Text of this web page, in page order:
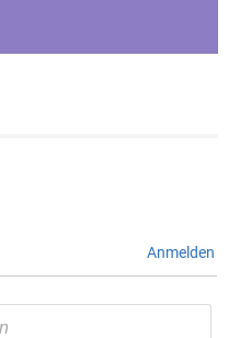
Anmelden